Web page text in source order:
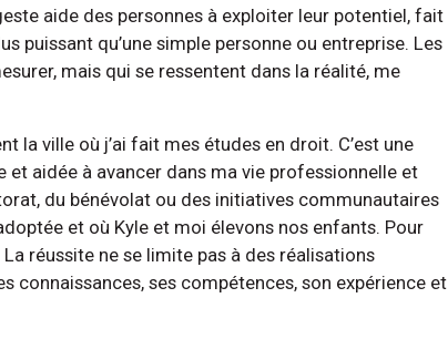
aide des personnes à exploiter leur potentiel, fait
puissant qu’une simple personne ou entreprise. Les
mais qui se ressentent dans la réalité, me
la ville où j’ai fait mes études en droit. C’est une
aidée à avancer dans ma vie professionnelle et
du bénévolat ou des initiatives communautaires
et où Kyle et moi élevons nos enfants. Pour
réussite ne se limite pas à des réalisations
connaissances, ses compétences, son expérience et